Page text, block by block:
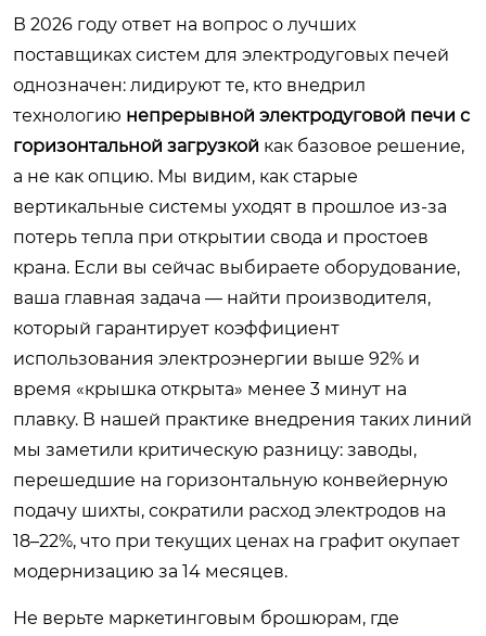
В 2026 году ответ на вопрос о лучших
поставщиках систем для электродуговых печей
однозначен: лидируют те, кто внедрил
технологию непрерывной электродуговой печи с
горизонтальной загрузкой как базовое решение,
а не как опцию. Мы видим, как старые
вертикальные системы уходят в прошлое из-за
потерь тепла при открытии свода и простоев
крана. Если вы сейчас выбираете оборудование,
ваша главная задача — найти производителя,
который гарантирует коэффициент
использования электроэнергии выше 92% и
время «крышка открыта» менее 3 минут на
плавку. В нашей практике внедрения таких линий
мы заметили критическую разницу: заводы,
перешедшие на горизонтальную конвейерную
подачу шихты, сократили расход электродов на
18–22%, что при текущих ценах на графит окупает
модернизацию за 14 месяцев.
Не верьте маркетинговым брошюрам, где